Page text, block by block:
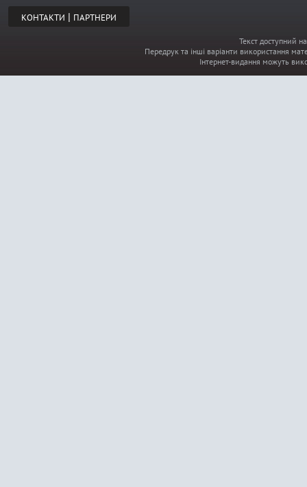
КОНТАКТИ | ПАРТНЕРИ
Текст доступний
Передрук та інші варіанти використання
Інтернет-видання можуть